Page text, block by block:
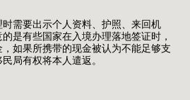
需要出示个人资料、护照、来回机
是有些国家在入境办理落地签证时，
如果所携带的现金被认为不能足够支
局有权将本人遣返。